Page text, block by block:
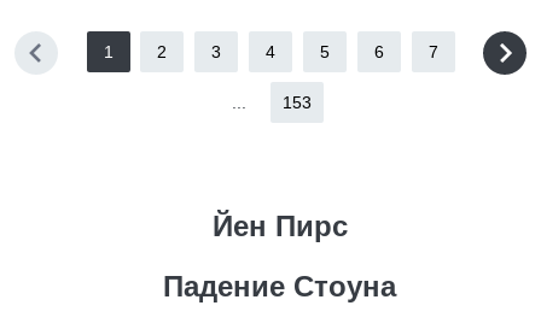
1 2 3 4 5 6 7
153
Йен Пирс
Падение Стоуна